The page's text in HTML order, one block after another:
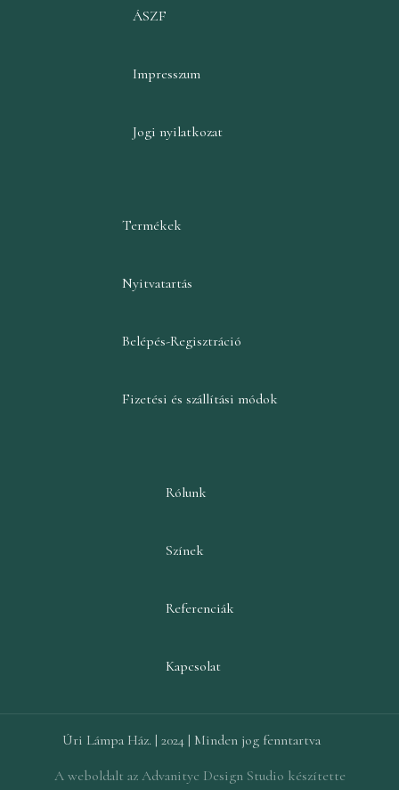
ÁSZF
Impresszum
Jogi nyilatkozat
Termékek
Nyitvatartás
Belépés-Regisztráció
Fizetési és szállítási módok
Rólunk
Színek
Referenciák
Kapcsolat
Úri Lámpa Ház. | 2024 | Minden jog fenntartva
A weboldalt az Advanityc Design Studio készítette